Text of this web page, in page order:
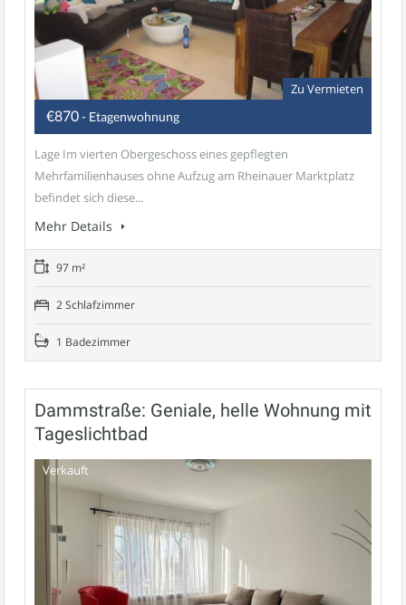
Zu Vermieten
€870- Etagenwohnung
Lage Im vierten Obergeschoss eines gepflegten
Mehrfamilienhauses ohne Aufzug am Rheinauer Marktplatz
befindet sich diese...
Mehr Details
97 m²
2 Schlafzimmer
1 Badezimmer
Dammstraße: Geniale, helle Wohnung mit
Tageslichtbad
Verkauft